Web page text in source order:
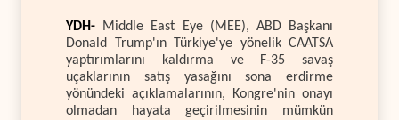
YDH- Middle East Eye (MEE), ABD Başkanı
Donald Trump'ın Türkiye'ye yönelik CAATSA
yaptırımlarını kaldırma ve F-35 savaş
uçaklarının satış yasağını sona erdirme
yönündeki açıklamalarının, Kongre'nin onayı
olmadan hayata geçirilmesinin mümkün